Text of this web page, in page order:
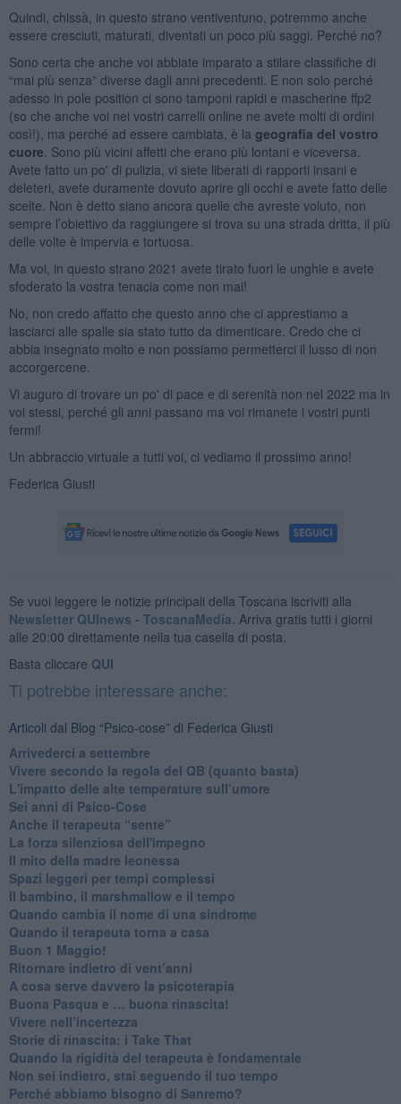
Quindi, chissà, in questo strano ventiventuno, potremmo anche
essere cresciuti, maturati, diventati un poco più saggi. Perché no?
Sono certa che anche voi abbiate imparato a stilare classifiche di
“mai più senza” diverse dagli anni precedenti. E non solo perché
adesso in pole position ci sono tamponi rapidi e mascherine ffp2
(so che anche voi nei vostri carrelli online ne avete molti di ordini
così!), ma perché ad essere cambiata, è la geografia del vostro
cuore . Sono più vicini affetti che erano più lontani e viceversa.
Avete fatto un po' di pulizia, vi siete liberati di rapporti insani e
deleteri, avete duramente dovuto aprire gli occhi e avete fatto delle
scelte. Non è detto siano ancora quelle che avreste voluto, non
sempre l’obiettivo da raggiungere si trova su una strada dritta, il più
delle volte è impervia e tortuosa.
Ma voi, in questo strano 2021 avete tirato fuori le unghie e avete
sfoderato la vostra tenacia come non mai!
No, non credo affatto che questo anno che ci apprestiamo a
lasciarci alle spalle sia stato tutto da dimenticare. Credo che ci
abbia insegnato molto e non possiamo permetterci il lusso di non
accorgercene.
Vi auguro di trovare un po' di pace e di serenità non nel 2022 ma in
voi stessi, perché gli anni passano ma voi rimanete i vostri punti
fermi!
Un abbraccio virtuale a tutti voi, ci vediamo il prossimo anno!
Federica Giusti
Se vuoi leggere le notizie principali della Toscana iscriviti alla
Newsletter QUInews - ToscanaMedia. Arriva gratis tutti i giorni
alle 20:00 direttamente nella tua casella di posta.
Basta cliccare QUI
Ti potrebbe interessare anche:
Articoli dal Blog “Psico-cose” di Federica Giusti
​Arrivederci a settembre
​Vivere secondo la regola del QB (quanto basta)
​L'impatto delle alte temperature sull’umore
Sei anni di Psico-Cose
​Anche il terapeuta “sente”
​La forza silenziosa dell'impegno
​Il mito della madre leonessa
Spazi leggeri per tempi complessi
Il bambino, il marshmallow e il tempo
​Quando cambia il nome di una sindrome
​Quando il terapeuta torna a casa
​Buon 1 Maggio!
Ritornare indietro di vent’anni
​A cosa serve davvero la psicoterapia
​Buona Pasqua e … buona rinascita!
​Vivere nell’incertezza
​Storie di rinascita: i Take That
​Quando la rigidità del terapeuta è fondamentale
​Non sei indietro, stai seguendo il tuo tempo
​Perché abbiamo bisogno di Sanremo?